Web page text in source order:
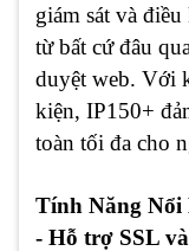
giám sát và
từ bất cứ đâu
duyệt web. Với
kiện, IP150+
toàn tối đa cho
Tính Năng Nổi
- Hỗ trợ SSL